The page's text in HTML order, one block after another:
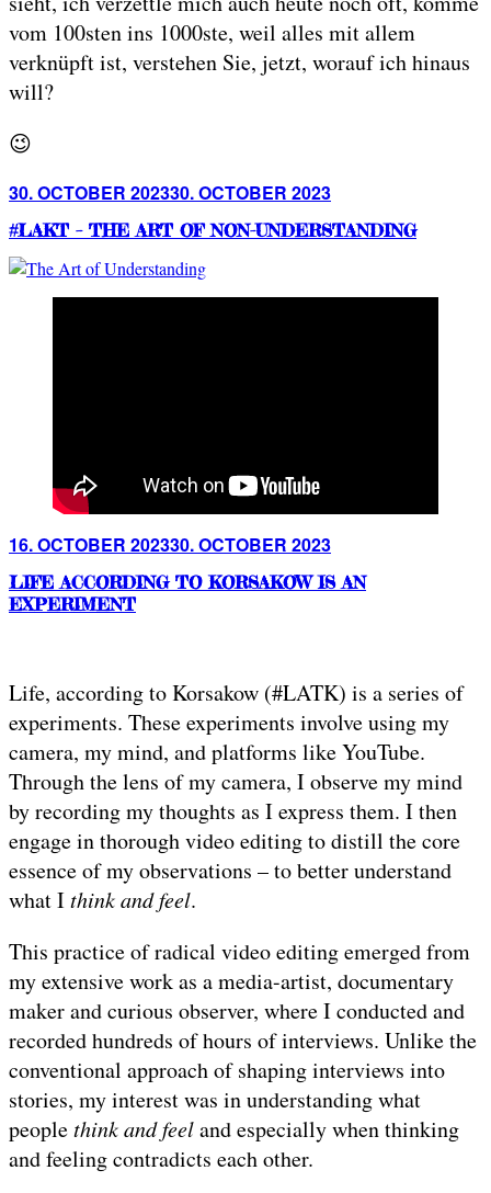
vom 100sten ins 1000ste, weil alles mit allem
verknüpft ist, verstehen Sie, jetzt, worauf ich hinaus
will?
😉
Posted
30. OCTOBER 202330. OCTOBER 2023
#LAKT – THE ART OF NON-UNDERSTANDING
Posted
16. OCTOBER 202330. OCTOBER 2023
LIFE ACCORDING TO KORSAKOW IS AN
EXPERIMENT
Life, according to Korsakow (#LATK) is a series of
experiments. These experiments involve using my
camera, my mind, and platforms like YouTube.
Through the lens of my camera, I observe my mind
by recording my thoughts as I express them. I then
engage in thorough video editing to distill the core
essence of my observations – to better understand
what Ithink and feel.
This practice of radical video editing emerged from
my extensive work as a media-artist, documentary
maker and curious observer, where I conducted and
recorded hundreds of hours of interviews. Unlike the
conventional approach of shaping interviews into
stories, my interest was in understanding what
peoplethink and feeland especially when thinking
and feeling contradicts each other.